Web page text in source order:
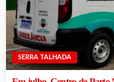
SERRA TALHADA